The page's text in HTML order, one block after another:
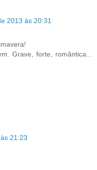
2013 às 20:31
Grave, forte, romântica...
21:23